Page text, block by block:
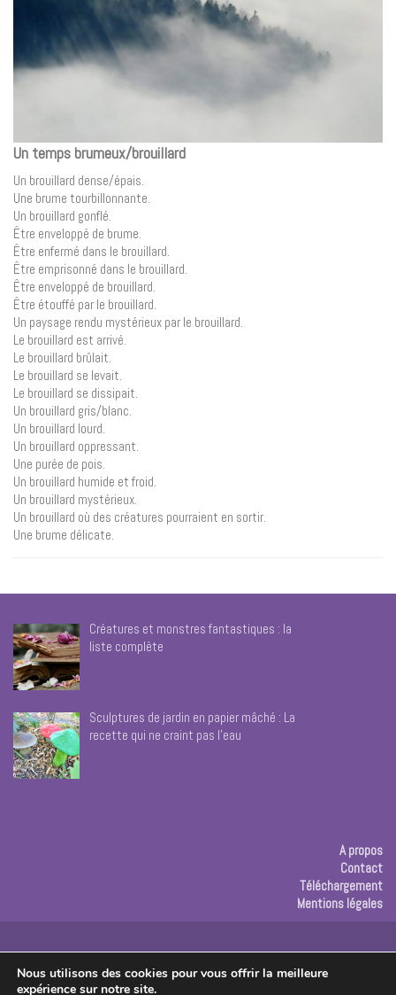
Un temps brumeux/brouillard
Un brouillard dense/épais.
Une brume tourbillonnante.
Un brouillard gonflé.
Être enveloppé de brume.
Être enfermé dans le brouillard.
Être emprisonné dans le brouillard.
Être enveloppé de brouillard.
Être étouffé par le brouillard.
Un paysage rendu mystérieux par le brouillard.
Le brouillard est arrivé.
Le brouillard brûlait.
Le brouillard se levait.
Le brouillard se dissipait.
Un brouillard gris/blanc.
Un brouillard lourd.
Un brouillard oppressant.
Une purée de pois.
Un brouillard humide et froid.
Un brouillard mystérieux.
Un brouillard où des créatures pourraient en sortir.
Une brume délicate.
Créatures et monstres fantastiques : la
liste complète
Sculptures de jardin en papier mâché : La
recette qui ne craint pas l’eau
A propos
Contact
Téléchargement
Mentions légales
Nous utilisons des cookies pour vous offrir la meilleure
expérience sur notre site.